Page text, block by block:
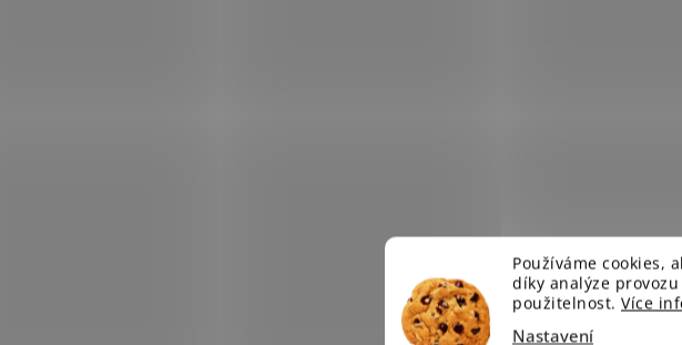
Používáme cookies,
díky analýze
použitelnost. Více
Nastavení